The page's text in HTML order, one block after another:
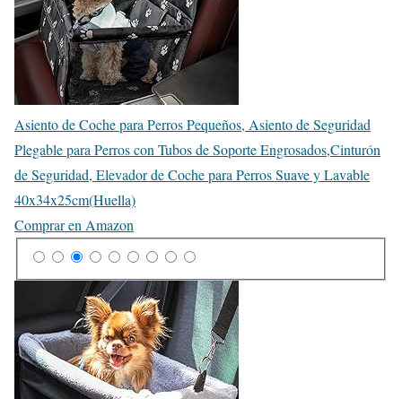
Asiento de Coche para Perros Pequeños, Asiento de Seguridad
Plegable para Perros con Tubos de Soporte Engrosados,Cinturón
de Seguridad, Elevador de Coche para Perros Suave y Lavable
40x34x25cm(Huella)
Comprar en Amazon